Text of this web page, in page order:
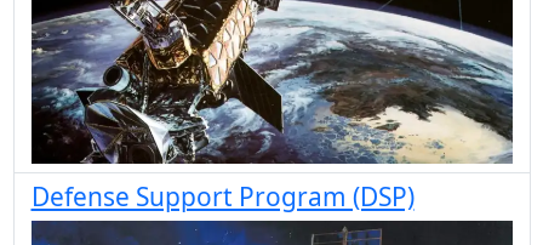
Defense Support Program (DSP)